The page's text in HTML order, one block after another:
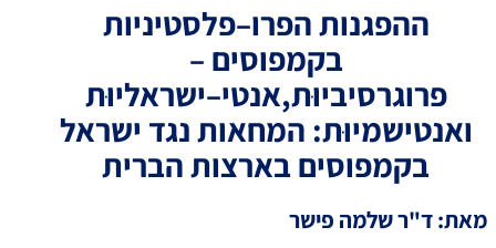
ההפגנות הפרו–פלסטיניות
בקמפוסים –
פרוגרסיביוּת,אנטי–ישראליוּת
ואנטישמיוּת: המחאות נגד ישראל
בקמפוסים בארצות הברית
מאת: ד"ר שלמה פישר